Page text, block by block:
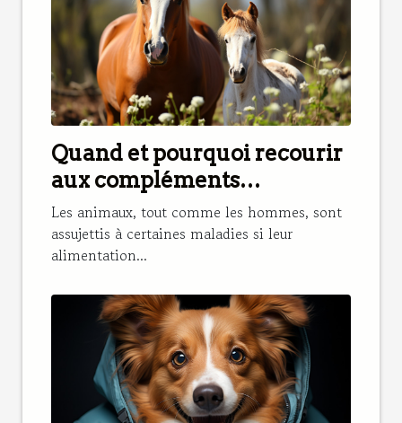
Quand et pourquoi recourir
aux compléments
alimentaires pour renforcer
l’alimentation d’un cheval ?
Les animaux, tout comme les hommes, sont
assujettis à certaines maladies si leur
alimentation...